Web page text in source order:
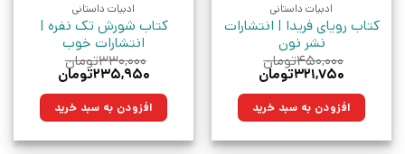
ادبیات داستانی
کتاب رویای فریدا | انتشارات
نشر نون
۴۵۰,۰۰۰تومان
قیمت
۴۵۰,۰۰۰تومان
بود.
۳۲۱,۷۵۰تومان
۳۲۱,۷۵۰تومان.افزودن به سبد خرید
ادبیات داستانی
کتاب شورش تک نفره |
انتشارات خوب
۳۳۰,۰۰۰تومان
قیمت
۳۳۰,۰۰۰تومان
بود.
۲۳۵,۹۵۰تومان
۲۳۵,۹۵۰تومان.افزودن به سبد خرید